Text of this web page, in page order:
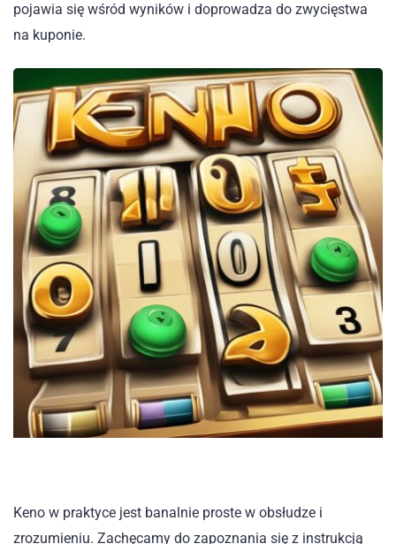
pojawia się wśród wyników i doprowadza do zwycięstwa
na kuponie.
Keno w praktyce jest banalnie proste w obsłudze i
zrozumieniu. Zachęcamy do zapoznania się z instrukcją